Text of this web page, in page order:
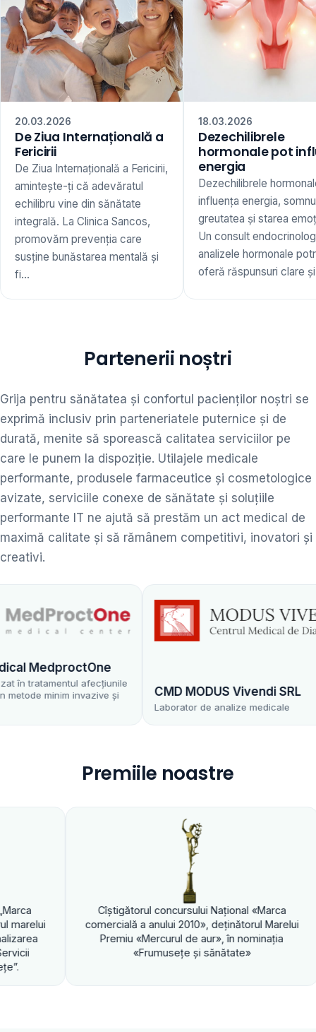
20.03.2026
De Ziua Internațională a
Fericirii
De Ziua Internațională a Fericirii,
amintește-ți că adevăratul
echilibru vine din sănătate
integrală. La Clinica Sancos,
promovăm prevenția care
susține bunăstarea mentală și
fi...
18.03.2026
Dezechilibrele
hormonale pot
energia
Dezechilibrele
influența energia,
greutatea și starea
Un consult
analizele hormonale
oferă răspunsuri clare
Partenerii noștri
Grija pentru sănătatea și confortul pacienților noștri se
exprimă inclusiv prin parteneriatele puternice și de
durată, menite să sporească calitatea serviciilor pe
care le punem la dispoziție. Utilajele medicale
performante, produsele farmaceutice și cosmetologice
avizate, serviciile conexe de sănătate și soluțiile
performante IT ne ajută să prestăm un act medical de
maximă calitate și să rămânem competitivi, inovatori și
creativi.
afecțiunile
minim invazive și
CMD MODUS Vivendi SRL
Laborator de analize medicale
Premiile noastre
Cîştigătorul concursului Naţional «Marca
comercială a anului 2010», deţinătorul Marelui
Premiu «Mercurul de aur», în nominaţia
«Frumuseţe şi sănătate»